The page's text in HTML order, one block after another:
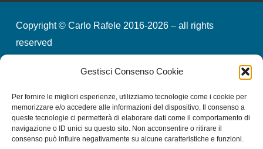
Gestisci Consenso Cookie
Per fornire le migliori esperienze, utilizziamo tecnologie come i cookie per
memorizzare e/o accedere alle informazioni del dispositivo. Il consenso a
queste tecnologie ci permetterà di elaborare dati come il comportamento di
navigazione o ID unici su questo sito. Non acconsentire o ritirare il
consenso può influire negativamente su alcune caratteristiche e funzioni.
Copyright © Carlo Rafele 2016-2026 – all rights
reserved
privacy & cookies
Iscriviti alla nostra Newsletter